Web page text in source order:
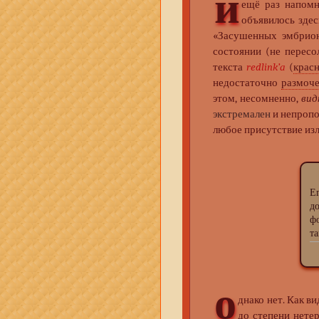
ещё раз
объявилось
«Засушенных
состоянии (не
текстаredlink’а (
недостаточно
этом, несомненно,
экстремалени
любое присутствие
однако нет. Как
до степени